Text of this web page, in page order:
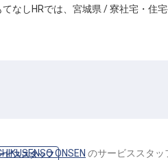
てなしHRでは、宮城県 / 寮社宅・住
ビススタッフONSEN のサービススタッ